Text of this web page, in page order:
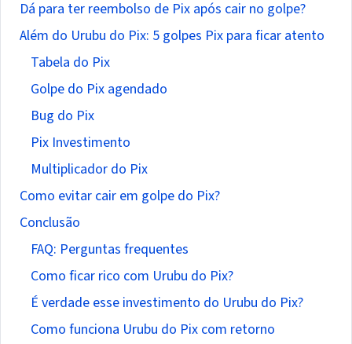
Dá para ter reembolso de Pix após cair no golpe?
Além do Urubu do Pix: 5 golpes Pix para ficar atento
Tabela do Pix
Golpe do Pix agendado
Bug do Pix
Pix Investimento
Multiplicador do Pix
Como evitar cair em golpe do Pix?
Conclusão
FAQ: Perguntas frequentes
Como ficar rico com Urubu do Pix?
É verdade esse investimento do Urubu do Pix?
Como funciona Urubu do Pix com retorno